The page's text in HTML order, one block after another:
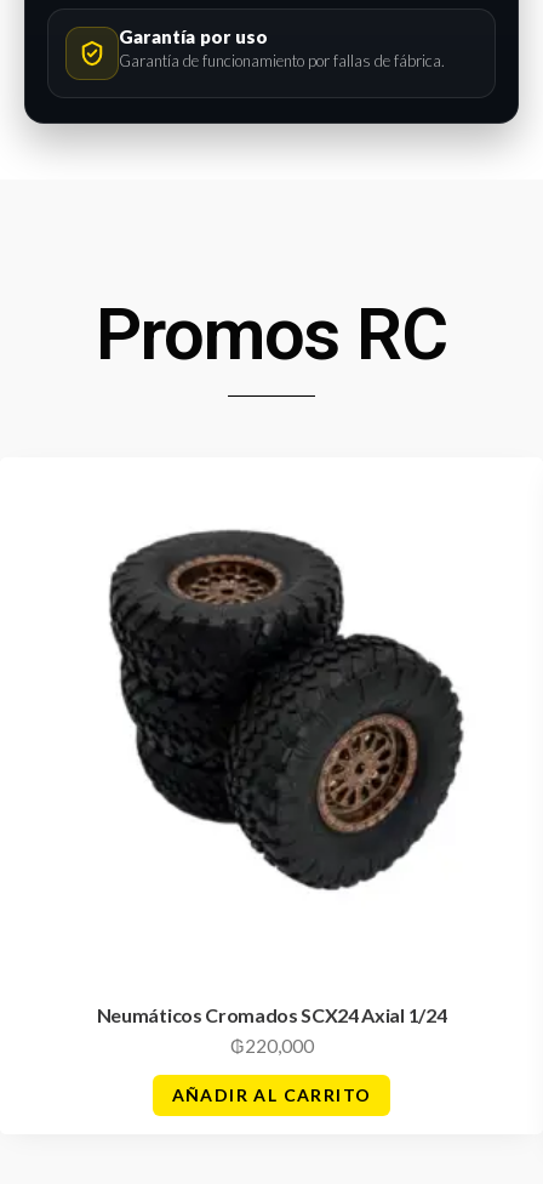
Garantía por uso
Garantía de funcionamiento por fallas de fábrica.
Promos RC
Neumáticos Cromados SCX24 Axial 1/24
₲220,000
AÑADIR AL CARRITO